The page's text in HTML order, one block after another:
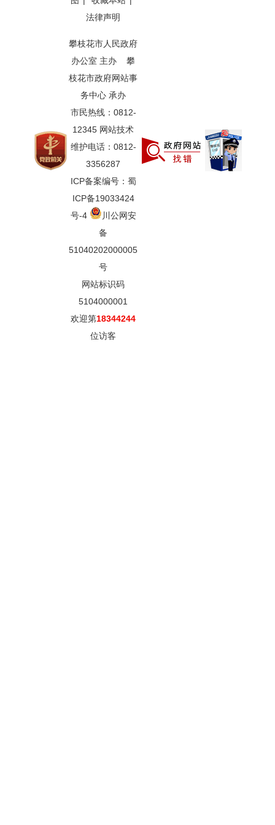
法律声明
攀枝花市人民政府
办公室 主办 攀
枝花市政府网站事
务中心 承办
市民热线：0812-
12345 网站技术
维护电话：0812-
3356287
ICP备案编号：蜀
ICP备19033424
号-4
川公网安
备
51040202000005
号
网站标识码
5104000001
欢迎第18344244
位访客